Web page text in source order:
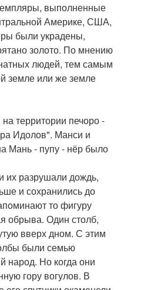
выполненные
Америке, США,
были украдены,
золото. По мнению
людей, тем самым
земле или же земле
территории печоро -
Идолов". Манси и
Мань - пупу - нёр было
их разрушали дождь,
и сохранились до
то фигуру
обрыва. Один столб,
вверх дном. С этим
были семью
народ. Но когда они
гору вогулов. В